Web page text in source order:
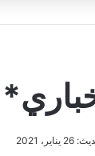
2021